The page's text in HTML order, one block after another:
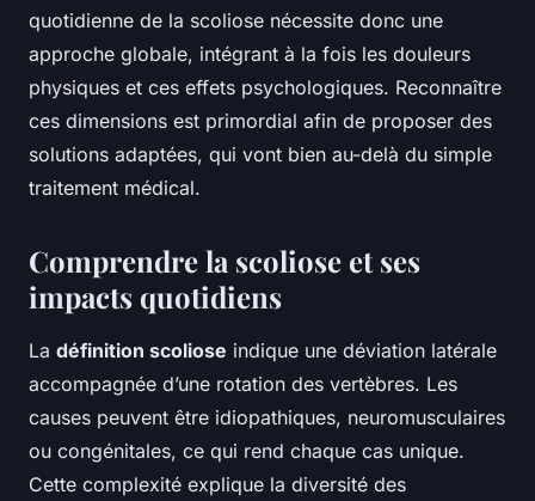
quotidienne de la scoliose nécessite donc une
approche globale, intégrant à la fois les douleurs
physiques et ces effets psychologiques. Reconnaître
ces dimensions est primordial afin de proposer des
solutions adaptées, qui vont bien au-delà du simple
traitement médical.
Comprendre la scoliose et ses
impacts quotidiens
La définition scoliose indique une déviation latérale
accompagnée d’une rotation des vertèbres. Les
causes peuvent être idiopathiques, neuromusculaires
ou congénitales, ce qui rend chaque cas unique.
Cette complexité explique la diversité des